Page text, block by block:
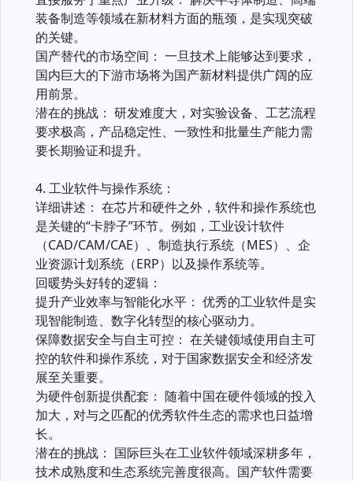
装备制造等领域在新材料方面的瓶颈，是实现突破
的关键。
国产替代的市场空间： 一旦技术上能够达到要求，
国内巨大的下游市场将为国产新材料提供广阔的应
用前景。
潜在的挑战： 研发难度大，对实验设备、工艺流程
要求极高，产品稳定性、一致性和批量生产能力需
要长期验证和提升。
4. 工业软件与操作系统：
详细讲述： 在芯片和硬件之外，软件和操作系统也
是关键的“卡脖子”环节。例如，工业设计软件
（CAD/CAM/CAE）、制造执行系统（MES）、企
业资源计划系统（ERP）以及操作系统等。
回暖势头好转的逻辑：
提升产业效率与智能化水平： 优秀的工业软件是实
现智能制造、数字化转型的核心驱动力。
保障数据安全与自主可控： 在关键领域使用自主可
控的软件和操作系统，对于国家数据安全和经济发
展至关重要。
为硬件创新提供配套： 随着中国在硬件领域的投入
加大，对与之匹配的优秀软件生态的需求也日益增
长。
潜在的挑战： 国际巨头在工业软件领域深耕多年，
技术成熟度和生态系统完善度很高。国产软件需要